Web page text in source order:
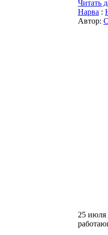
Читать
Нарва :
Автор:
25 июля